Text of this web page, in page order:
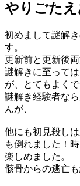
やりごたえ
初めまして謎解
す。
更新前と更新後
謎解きに至って
が、とてもよく
謎解き経験者な
んが、
他にも初見殺し
も倒れました！
楽しめました。
骸骨からの逃亡